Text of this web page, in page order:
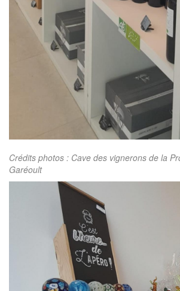
Crédits photos : Cave des vignerons de la
Garéoult